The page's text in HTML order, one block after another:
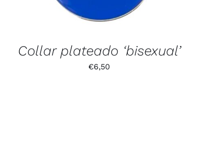
Collar plateado ‘bisexual’
€6,50